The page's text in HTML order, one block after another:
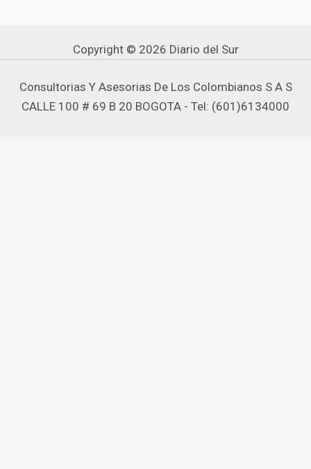
Copyright © 2026 Diario del Sur
Consultorias Y Asesorias De Los Colombianos S A S
CALLE 100 # 69 B 20 BOGOTA - Tel: (601)6134000